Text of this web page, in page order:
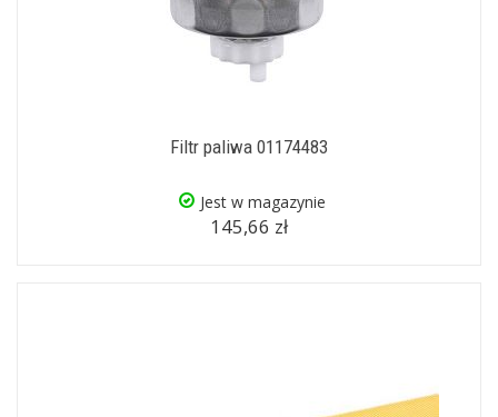
Filtr paliwa 01174483
Jest w magazynie
145,66 zł